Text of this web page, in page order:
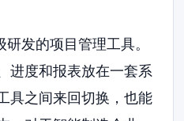
发的项目管理工具。
进度和报表放在一套系
具之间来回切换，也能